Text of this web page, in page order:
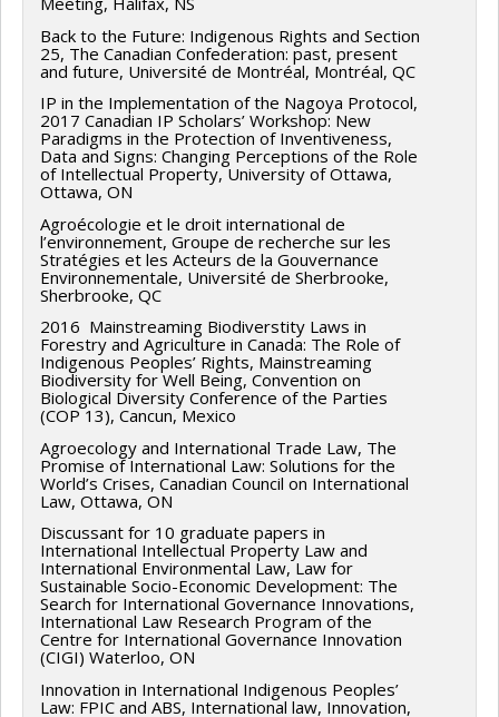
Back to the Future: Indigenous Rights and Section
25, The Canadian Confederation: past, present
and future, Université de Montréal, Montréal, QC
IP in the Implementation of the Nagoya Protocol,
2017 Canadian IP Scholars’ Workshop: New
Paradigms in the Protection of Inventiveness,
Data and Signs: Changing Perceptions of the Role
of Intellectual Property, University of Ottawa,
Ottawa, ON
Agroécologie et le droit international de
l’environnement, Groupe de recherche sur les
Stratégies et les Acteurs de la Gouvernance
Environnementale, Université de Sherbrooke,
Sherbrooke, QC
2016 Mainstreaming Biodiverstity Laws in
Forestry and Agriculture in Canada: The Role of
Indigenous Peoples’ Rights, Mainstreaming
Biodiversity for Well Being, Convention on
Biological Diversity Conference of the Parties
(COP 13), Cancun, Mexico
Agroecology and International Trade Law, The
Promise of International Law: Solutions for the
World’s Crises, Canadian Council on International
Law, Ottawa, ON
Discussant for 10 graduate papers in
International Intellectual Property Law and
International Environmental Law, Law for
Sustainable Socio-Economic Development: The
Search for International Governance Innovations,
International Law Research Program of the
Centre for International Governance Innovation
(CIGI) Waterloo, ON
Innovation in International Indigenous Peoples’
Law: FPIC and ABS, International law, Innovation,